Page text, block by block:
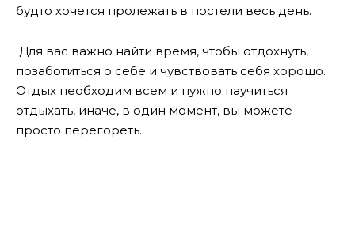
будто хочется пролежать в постели весь день.
Для вас важно найти время, чтобы отдохнуть,
позаботиться о себе и чувствовать себя хорошо.
Отдых необходим всем и нужно научиться
отдыхать, иначе, в один момент, вы можете
просто перегореть.